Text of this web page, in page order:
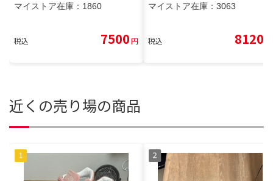
マイストア在庫： 1860
税込 7500円
マイストア在庫： 3063
税込 8120
近くの売り場の商品